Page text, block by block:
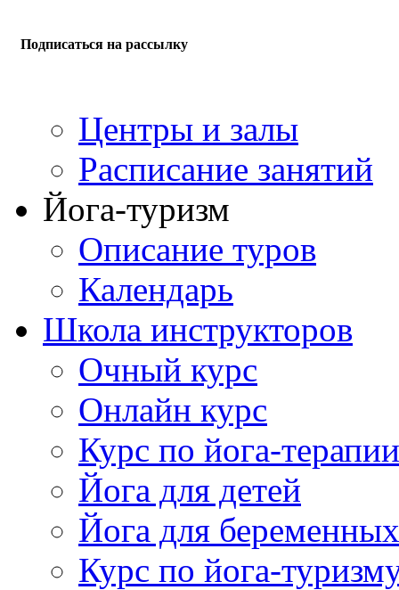
Подписаться на рассылку
Центры и залы
Расписание занятий
Йога-туризм
Описание туров
Календарь
Школа инструкторов
Очный курс
Онлайн курс
Курс по йога-терапии
Йога для детей
Йога для беременных
Курс по йога-